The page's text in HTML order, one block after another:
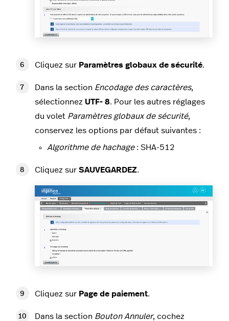
Cliquez sur Paramètres globaux de sécurité.
Dans la section Encodage des caractères,
sélectionnez UTF- 8. Pour les autres réglages
du volet Paramètres globaux de sécurité,
conservez les options par défaut suivantes :
Algorithme de hachage: SHA-512
Cliquez sur SAUVEGARDEZ.
Cliquez sur Page de paiement.
Dans la section Bouton Annuler, cochez